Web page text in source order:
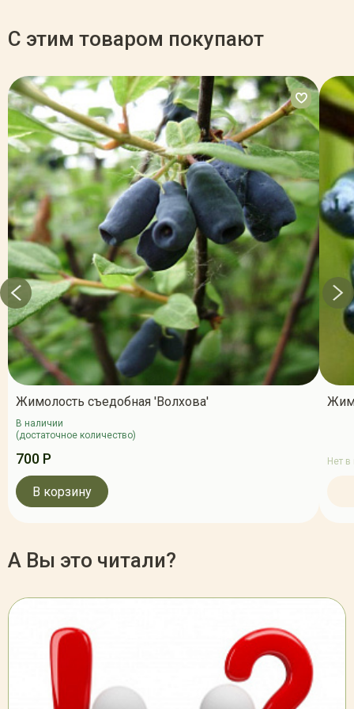
С этим товаром покупают
Жимолость съедобная 'Волхова'
В наличии
(достаточное количество)
700 Р
В корзину
Нет
А Вы это читали?